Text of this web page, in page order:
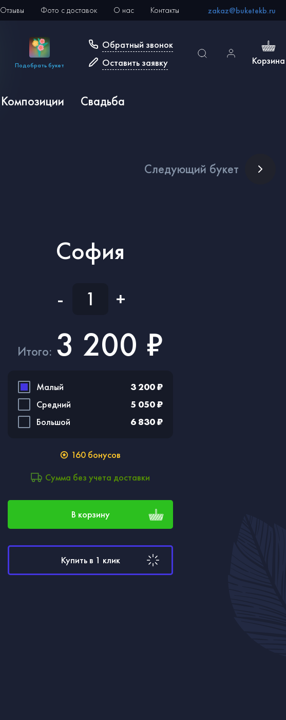
Отзывы Фото с доставок О нас Контакты zakaz@buketekb.ru
Подобрать букет
Обратный звонок
Оставить заявку
Корзина
Композиции Свадьба
София
- +
Итого: 3 200 ₽
Малый
3 200 ₽
Средний
5 050 ₽
Большой
6 830 ₽
160 бонусов
Сумма без учета доставки
В корзину
Купить в 1 клик
Следующий букет